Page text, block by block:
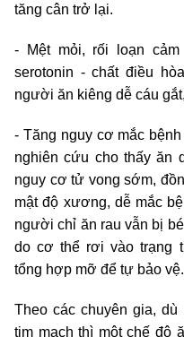
tăng cân trở lại.
- Mệt mỏi, rối loạn
serotonin - chất điều
người ăn kiêng dễ cáu
- Tăng nguy cơ mắc
nghiên cứu cho thấy ăn
nguy cơ tử vong sớm,
mật độ xương, dễ mắc
người chỉ ăn rau vẫn bị
do cơ thể rơi vào trạng
tổng hợp mỡ để tự bảo vệ.
Theo các chuyên gia,
tim mạch thì một chế độ